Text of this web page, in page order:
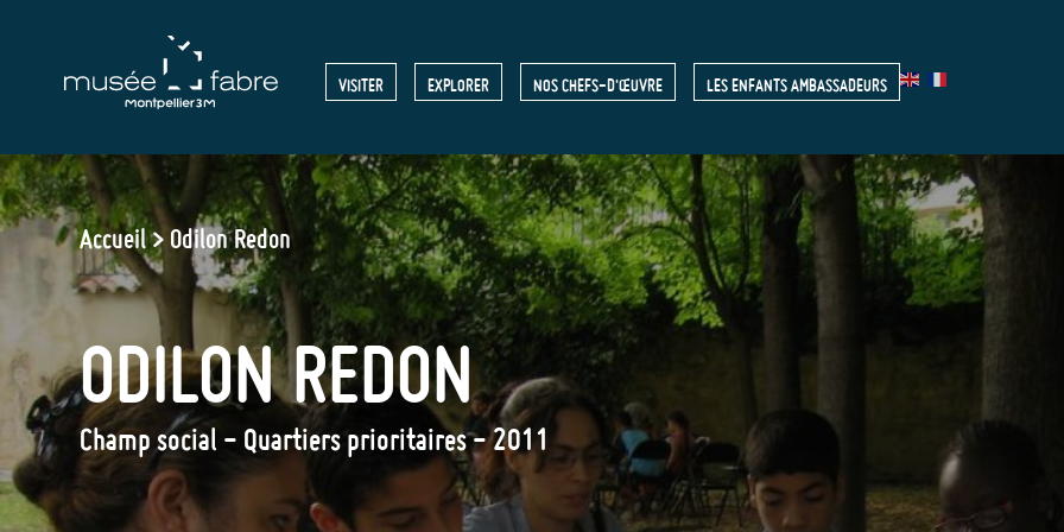
contenu
MENU
HEADER
VISITER EXPLORER NOS CHEFS-D'ŒUVRE LES ENFANTS AMBASSADEURS
Accueil Odilon Redon
ODILON REDON
Champ social - Quartiers prioritaires - 2011